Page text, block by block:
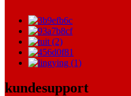
kundesupport